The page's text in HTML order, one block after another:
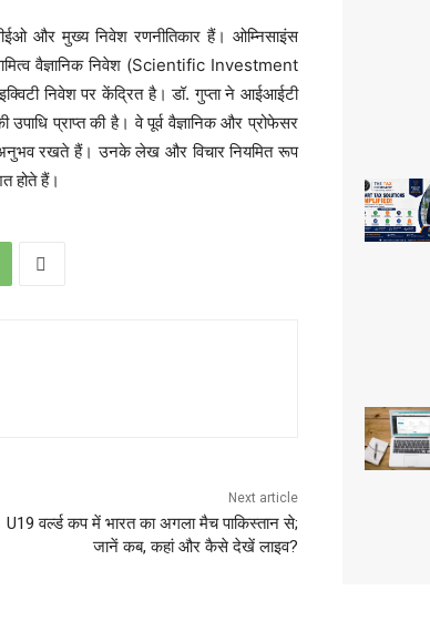
और मुख्य निवेश रणनीतिकार हैं। ओम्निसाइंस
वैज्ञानिक निवेश (Scientific Investment
निवेश पर केंद्रित है। डॉ. गुप्ता ने आईआईटी
उपाधि प्राप्त की है। वे पूर्व वैज्ञानिक और प्रोफेसर
रखते हैं। उनके लेख और विचार नियमित रूप
होते हैं।
Next article
U19 वर्ल्ड कप में भारत का अगला मैच पाकिस्तान से;
जानें कब, कहां और कैसे देखें लाइव?